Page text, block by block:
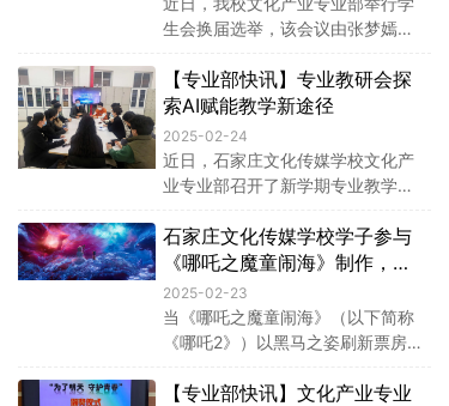
生会换届选举，该会议由张梦嫣老
与。竞选以演讲的形式进行，参选
同学围绕纪检部、秘书处和生活部
的具体职责，纷纷阐述了自己的工
作思路和能力优势。
【专业部快讯】专业教研会探
索AI赋能教学新途径
2025-02-24
近日，石家庄文化传媒学校文化产
业专业部召开了新学期专业教学组
划、同科备课、大赛与岗位技能需
求对接等议题展开深入探讨，并就
人工智能对专业教学的影响进行了
热烈讨论。
石家庄文化传媒学校学子参与
《哪吒之魔童闹海》制作，展
现动漫专业实力
2025-02-23
当《哪吒之魔童闹海》（以下简称
《哪吒2》）以黑马之姿刷新票房纪
国电影史上的又一里程碑时，从文
【专业部快讯】文化产业专业